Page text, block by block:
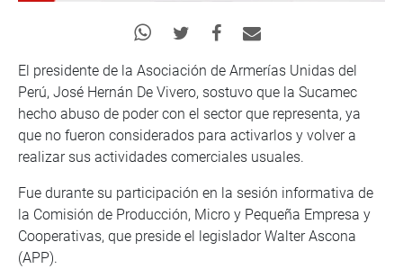
El presidente de la Asociación de Armerías Unidas del
Perú, José Hernán De Vivero, sostuvo que la Sucamec
hecho abuso de poder con el sector que representa, ya
que no fueron considerados para activarlos y volver a
realizar sus actividades comerciales usuales.
Fue durante su participación en la sesión informativa de
la Comisión de Producción, Micro y Pequeña Empresa y
Cooperativas, que preside el legislador Walter Ascona
(APP).